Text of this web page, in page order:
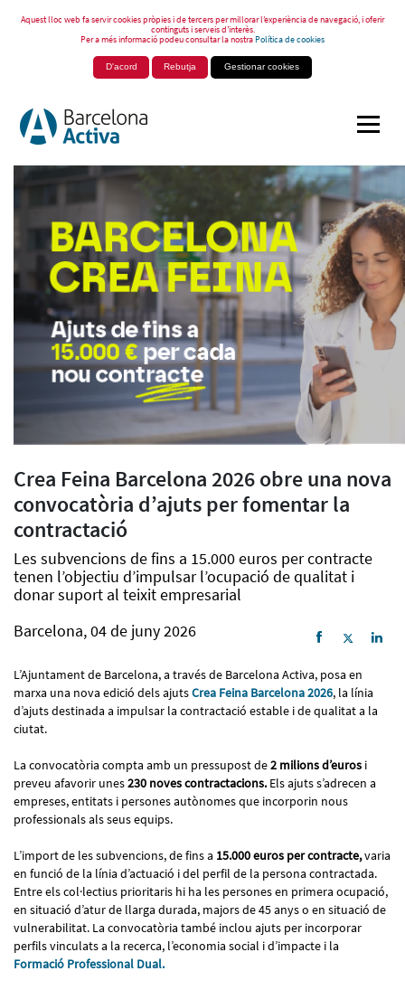
Aquest lloc web fa servir cookies pròpies i de tercers per millorar l’experiència de navegació, i oferir
continguts i serveis d’interès.
Per a més informació podeu consultar la nostraPolítica de cookies
D'acord Rebutja Gestionar cookies
Crea Feina Barcelona 2026 obre una nova
convocatòria d’ajuts per fomentar la
contractació
Les subvencions de fins a 15.000 euros per contracte
tenen l’objectiu d’impulsar l’ocupació de qualitat i
donar suport al teixit empresarial
Barcelona, 04 de juny 2026
L’Ajuntament de Barcelona, a través de Barcelona Activa, posa en
marxa una nova edició dels ajutsCrea Feina Barcelona 2026, la línia
d’ajuts destinada a impulsar la contractació estable i de qualitat a la
ciutat.
La convocatòria compta amb un pressupost de2 milions d’euros i
preveu afavorir unes230 noves contractacions. Els ajuts s’adrecen a
empreses, entitats i persones autònomes que incorporin nous
professionals als seus equips.
L’import de les subvencions, de fins a 15.000 euros per contracte,varia
en funció de la línia d’actuació i del perfil de la persona contractada.
Entre els col·lectius prioritaris hi ha les persones en primera ocupació,
en situació d’atur de llarga durada, majors de 45 anys o en situació de
vulnerabilitat. La convocatòria també inclou ajuts per incorporar
perfils vinculats a la recerca, l’economia social i d’impacte i la
Formació Professional Dual.